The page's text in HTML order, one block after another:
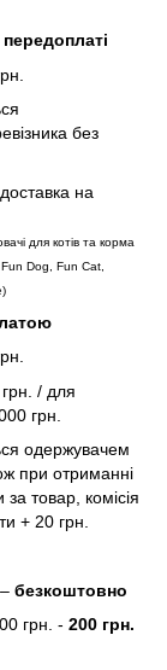
без
на
для котів та корма
Dog, Fun Cat,
)
/ для
грн.
одержувачем
при отриманні
товар, комісія
+ 20 грн.
безкоштовно
грн. - 200 грн.